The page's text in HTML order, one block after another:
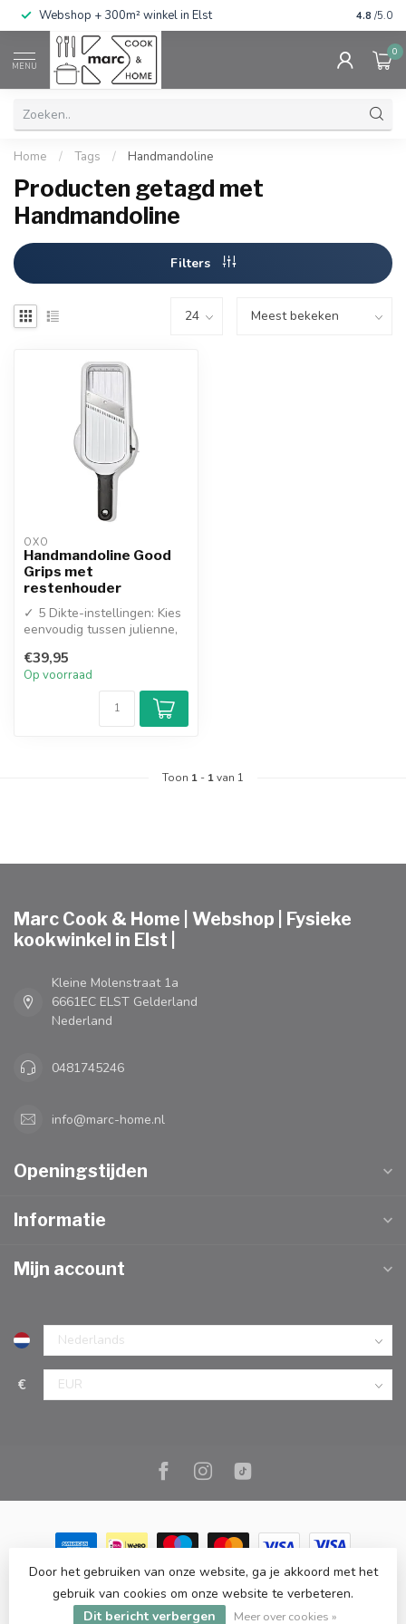
Webshop + 300m² winkel in Elst Gratis
4.8 /5.0
MENU
0
Home / Tags / Handmandoline
Producten getagd met
Handmandoline
Filters
OXO
Handmandoline Good
Grips met
restenhouder
✓ 5 Dikte-instellingen: Kies
eenvoudig tussen julienne,
€39,95
Op voorraad
Toon 1 - 1van 1
Marc Cook & Home | Webshop | Fysieke
kookwinkel in Elst |
Kleine Molenstraat 1a
6661EC ELST Gelderland
Nederland
0481745246
info@marc-home.nl
Openingstijden
Informatie
Mijn account
€
© Copyright 2026 Marc Cook & Home | Webshop | Fysieke
kookwinkel in Elst |- Powered byLightspeed-Lightspeed design
byDyvelopment
Door het gebruiken van onze website, ga je akkoord met het
gebruik van cookies om onze website te verbeteren.
Dit bericht verbergen
Meer over cookies »